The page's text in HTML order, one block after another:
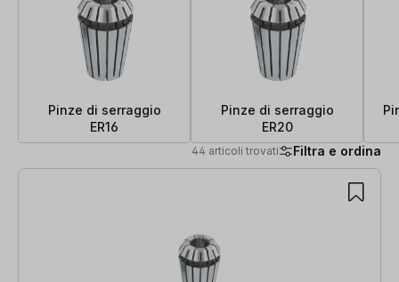
Pinze di serraggio
ER16
Pinze di serraggio
ER20
44 articoli trovati Filtra e ordina
44 articoli trovati